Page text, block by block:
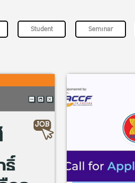
Student Seminar